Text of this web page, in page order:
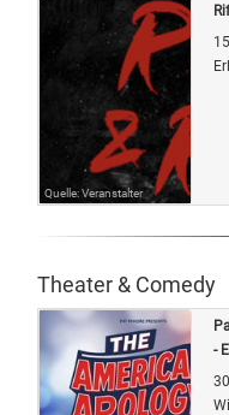
Quelle: Veranstalter
Theater & Comedy
-